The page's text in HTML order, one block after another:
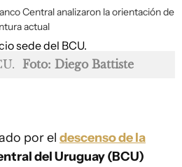
Central analizaron la orientación de
actual
Foto: Diego Battiste
por el descenso de la
del Uruguay (BCU)